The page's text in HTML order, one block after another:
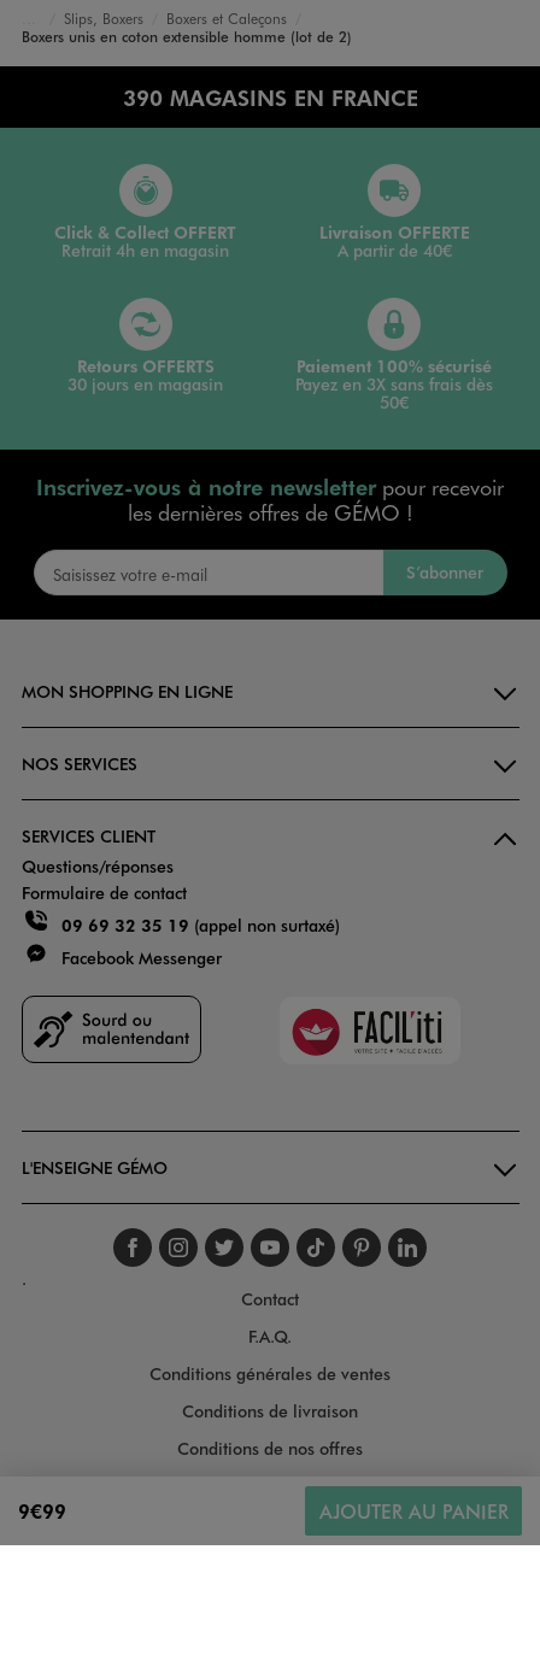
9€99 AJOUTER AU PANIER
Accueil
Homme
Sous-vêtements et Nuit
Slips, Boxers
Boxers et Caleçons
Boxers unis en coton extensible homme (lot de 2)
390 MAGASINS EN FRANCE
Click & Collect OFFERT
Retrait 4h en magasin
Livraison OFFERTE
A partir de 40€
Retours OFFERTS
30 jours en magasin
Paiement 100% sécurisé
Payez en 3X sans frais dès
50€
Inscrivez-vous à notre newsletterpour recevoir
les dernières offres de GÉMO !
S’abonner
MON SHOPPING EN LIGNE
NOS SERVICES
SERVICES CLIENT
Questions/réponses
Formulaire de contact
09 69 32 35 19 (appel non surtaxé)
Facebook Messenger
Faciliti
L'ENSEIGNE GÉMO
Suivez-nous sur
Suivez-nous sur
Suivez-nous sur
Suivez-nous
Suivez-nous
Suivez-
.
Contact
F.A.Q.
Conditions générales de ventes
Conditions de livraison
Conditions de nos offres
Conditions générales d'utilisation
Politique de protection des données